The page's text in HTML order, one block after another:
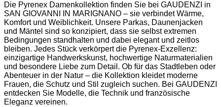
Die Pyrenex Damenkollektion finden Sie bei GAUDENZI in
SAN GIOVANNI IN MARIGNANO – sie verbindet Wärme,
Komfort und Weiblichkeit. Unsere Parkas, Daunenjacken
und Mäntel sind so konzipiert, dass sie selbst extremen
Bedingungen standhalten und dabei elegant und zeitlos
bleiben. Jedes Stück verkörpert die Pyrenex-Exzellenz:
einzigartige Handwerkskunst, hochwertige Naturmaterialien
und besondere Liebe zum Detail. Ob für das Stadtleben oder
Abenteuer in der Natur – die Kollektion kleidet moderne
Frauen, die Schutz und Stil zugleich suchen. Bei GAUDENZI
entdecken Sie Modelle, die Technik und französische
Eleganz vereinen.